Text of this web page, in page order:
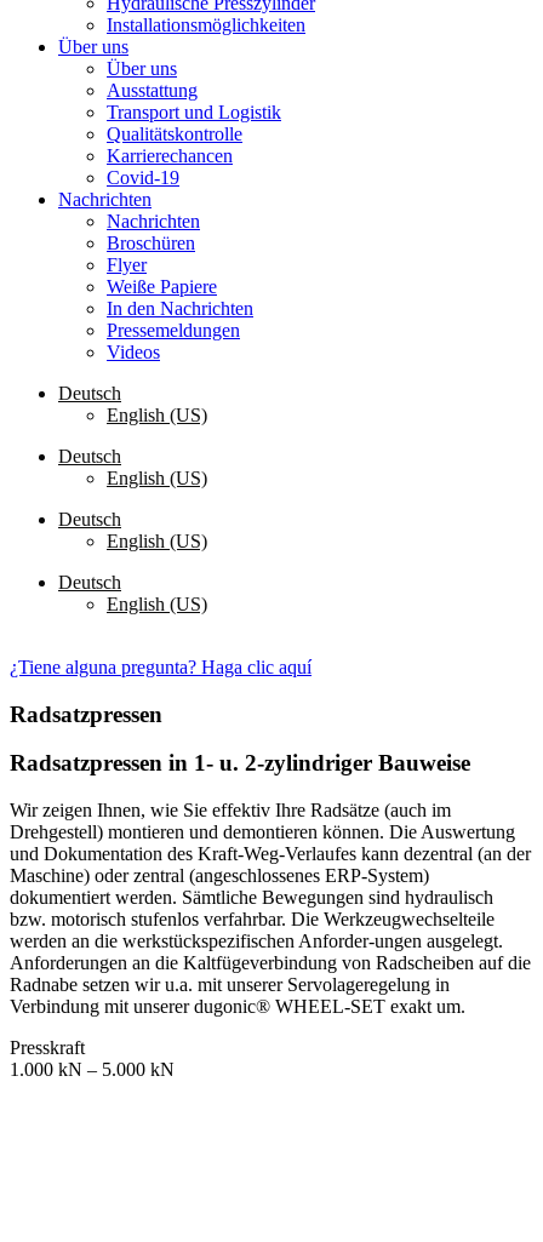
Installationsmöglichkeiten
Über uns
Über uns
Ausstattung
Transport und Logistik
Qualitätskontrolle
Karrierechancen
Covid-19
Nachrichten
Nachrichten
Broschüren
Flyer
Weiße Papiere
In den Nachrichten
Pressemeldungen
Videos
Deutsch
English (US)
Deutsch
English (US)
Deutsch
English (US)
Deutsch
English (US)
¿Tiene alguna pregunta? Haga clic aquí
Radsatzpressen
Radsatzpressen in 1- u. 2-zylindriger Bauweise
Wir zeigen Ihnen, wie Sie effektiv Ihre Radsätze (auch im
Drehgestell) montieren und demontieren können. Die Auswertung
und Dokumentation des Kraft-Weg-Verlaufes kann dezentral (an der
Maschine) oder zentral (angeschlossenes ERP-System)
dokumentiert werden. Sämtliche Bewegungen sind hydraulisch
bzw. motorisch stufenlos verfahrbar. Die Werkzeugwechselteile
werden an die werkstückspezifischen Anforder-ungen ausgelegt.
Anforderungen an die Kaltfügeverbindung von Radscheiben auf die
Radnabe setzen wir u.a. mit unserer Servolageregelung in
Verbindung mit unserer dugonic® WHEEL-SET exakt um.
Presskraft
1.000 kN – 5.000 kN